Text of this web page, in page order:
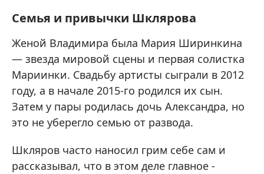
Семья и привычки Шклярова
Женой Владимира была Мария Ширинкина
— звезда мировой сцены и первая солистка
Мариинки. Свадьбу артисты сыграли в 2012
году, а в начале 2015-го родился их сын.
Затем у пары родилась дочь Александра, но
это не уберегло семью от развода.
Шкляров часто наносил грим себе сам и
рассказывал, что в этом деле главное -